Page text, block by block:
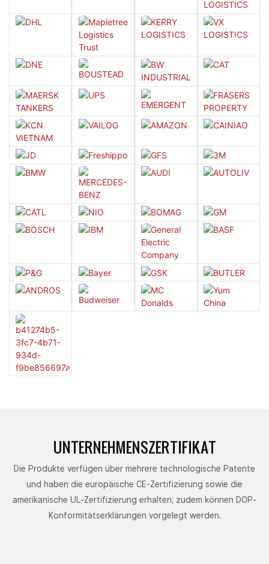
UNTERNEHMENSZERTIFIKAT
Die Produkte verfügen über mehrere technologische Patente
und haben die europäische CE-Zertifizierung sowie die
amerikanische UL-Zertifizierung erhalten; zudem können DOP-
Konformitätserklärungen vorgelegt werden.